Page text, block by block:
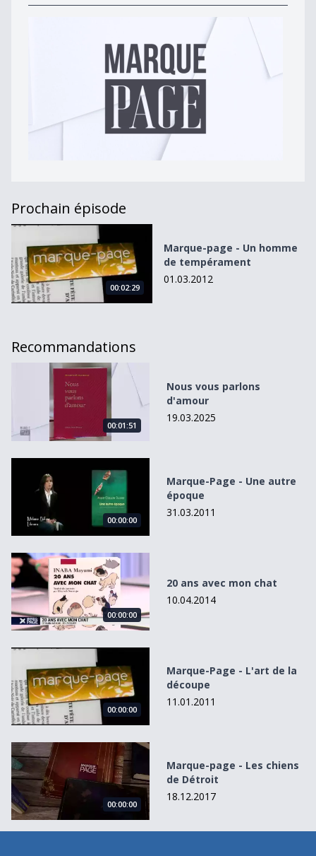
Prochain épisode
Marque-page - Un homme de tempérament
00:02:29
Marque-page - Un homme
de tempérament
01.03.2012
Recommandations
Nous vous parlons d&#039;amour
00:01:51
Nous vous parlons
d'amour
19.03.2025
00:00:00
Marque-Page - Une autre
époque
31.03.2011
20 ans avec mon chat
00:00:00
20 ans avec mon chat
10.04.2014
Marque-Page - L&#039;art de la découpe
00:00:00
Marque-Page - L'art de la
découpe
11.01.2011
Marque-page - Les chiens de Détroit
00:00:00
Marque-page - Les chiens
de Détroit
18.12.2017